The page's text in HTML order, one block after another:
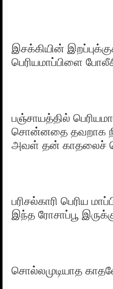
இசக்கியின்
பெரியமாப்பிளை
பஞ்சாயத்தில்
சொன்னதை தவறாக
அவள் தன் காதலைச்
பரிசல்காரி பெரிய
இந்த ரோசாப்பூ
சொல்லமுடியாத